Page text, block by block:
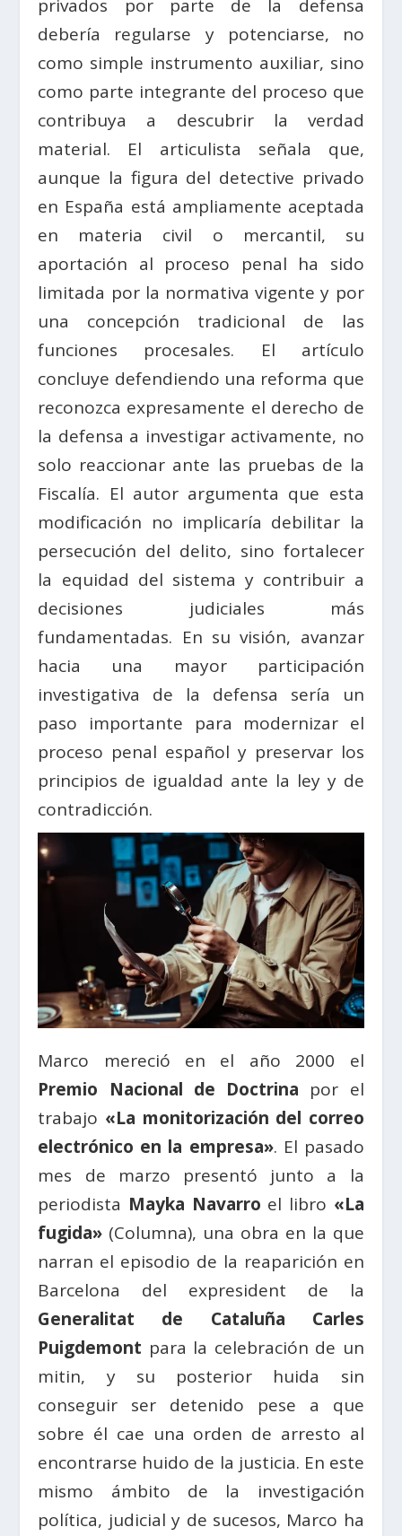
privados por parte de la defensa
debería regularse y potenciarse, no
como simple instrumento auxiliar, sino
como parte integrante del proceso que
contribuya a descubrir la verdad
material. El articulista señala que,
aunque la figura del detective privado
en España está ampliamente aceptada
en materia civil o mercantil, su
aportación al proceso penal ha sido
limitada por la normativa vigente y por
una concepción tradicional de las
funciones procesales. El artículo
concluye defendiendo una reforma que
reconozca expresamente el derecho de
la defensa a investigar activamente, no
solo reaccionar ante las pruebas de la
Fiscalía. El autor argumenta que esta
modificación no implicaría debilitar la
persecución del delito, sino fortalecer
la equidad del sistema y contribuir a
decisiones judiciales más
fundamentadas. En su visión, avanzar
hacia una mayor participación
investigativa de la defensa sería un
paso importante para modernizar el
proceso penal español y preservar los
principios de igualdad ante la ley y de
contradicción.
Marco mereció en el año 2000 el
Premio Nacional de Doctrina por el
trabajo «La monitorización del correo
electrónico en la empresa». El pasado
mes de marzo presentó junto a la
periodista Mayka Navarro el libro «La
fugida» (Columna), una obra en la que
narran el episodio de la reaparición en
Barcelona del expresident de la
Generalitat de Cataluña Carles
Puigdemont para la celebración de un
mitin, y su posterior huida sin
conseguir ser detenido pese a que
sobre él cae una orden de arresto al
encontrarse huido de la justicia. En este
mismo ámbito de la investigación
política, judicial y de sucesos, Marco ha